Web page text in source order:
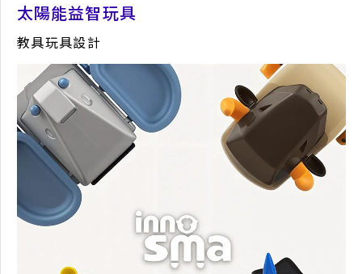
太陽能益智玩具
教具玩具設計